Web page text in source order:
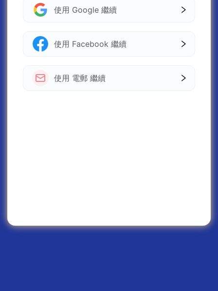
使用 Google 繼續
使用 Facebook 繼續
使用 電郵 繼續